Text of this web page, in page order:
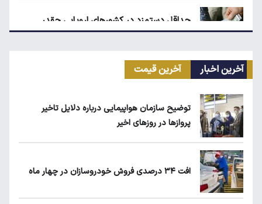
حداقل دستمزد در کشورهای اروپایی چقدر
است؟
ریزش قیمت خودرو چقدر احتمال دارد؟
سهمیه بنزین خودروهای فرسوده قطع می‌شود؟
آخرین اخبار آخرین قیمت
توضیح سازمان هواپیمایی درباره دلایل تاخیر
پروازها در روزهای اخیر
افت ۳۴ درصدی فروش خودروسازان در چهار ماه